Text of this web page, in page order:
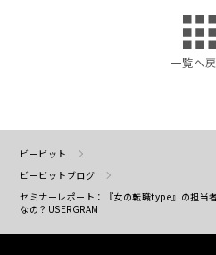
一覧へ
ビービット
ビービットブログ
セミナーレポート：『女の転職type』の担当
なの？USERGRAM